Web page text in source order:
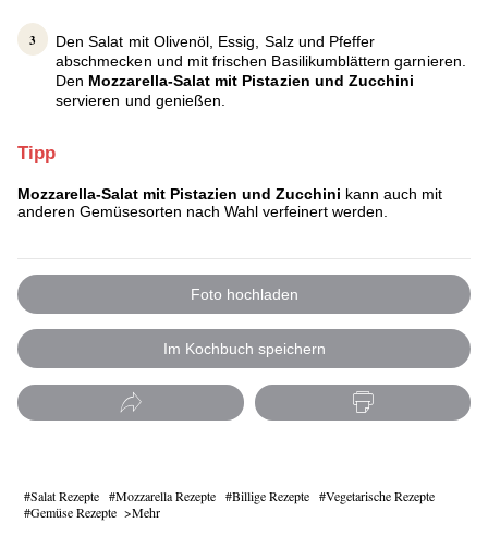
Den Salat mit Olivenöl, Essig, Salz und Pfeffer
abschmecken und mit frischen Basilikumblättern garnieren.
Den Mozzarella-Salat mit Pistazien und Zucchini
servieren und genießen.
Tipp
Mozzarella-Salat mit Pistazien und Zucchini kann auch mit
anderen Gemüsesorten nach Wahl verfeinert werden.
Foto hochladen
Im Kochbuch speichern
Salat Rezepte Mozzarella Rezepte Billige Rezepte
Vegetarische Rezepte
Gemüse Rezepte
Mehr